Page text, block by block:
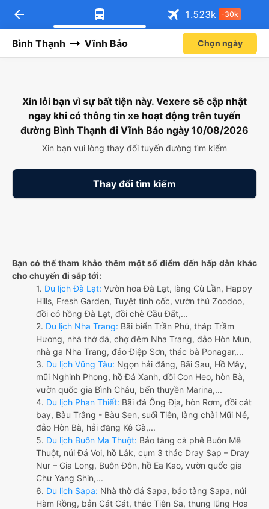
arrow_back 1.523k -30k
Bình Thạnh Vĩnh Bảo Chọn ngày
Xin lỗi bạn vì sự bất tiện này. Vexere sẽ cập nhật
ngay khi có thông tin xe hoạt động trên tuyến
đường Bình Thạnh đi Vĩnh Bảo ngày 10/08/2026
Xin bạn vui lòng thay đổi tuyến đường tìm kiếm
Thay đổi tìm kiếm
Bạn có thể tham khảo thêm một số điểm đến hấp dẫn khác
cho chuyến đi sắp tới:
1. Du lịch Đà Lạt: Vườn hoa Đà Lạt, làng Cù Lần, Happy
Hills, Fresh Garden, Tuyệt tình cốc, vườn thú Zoodoo,
đồi cỏ hồng Đà Lạt, đồi chè Cầu Đất,...
2. Du lịch Nha Trang: Bãi biển Trần Phú, tháp Trầm
Hương, nhà thờ đá, chợ đêm Nha Trang, đảo Hòn Mun,
nhà ga Nha Trang, đảo Điệp Sơn, thác bà Ponagar,...
3. Du lịch Vũng Tàu: Ngọn hải đăng, Bãi Sau, Hồ Mây,
mũi Nghinh Phong, hồ Đá Xanh, đồi Con Heo, hòn Bà,
vườn quốc gia Bình Châu, bến thuyền Marina,...
4. Du lịch Phan Thiết: Bãi đá Ông Địa, hòn Rơm, đồi cát
bay, Bàu Trắng - Bàu Sen, suối Tiên, làng chài Mũi Né,
đảo Hòn Bà, hải đăng Kê Gà,...
5. Du lịch Buôn Ma Thuột: Bảo tàng cà phê Buôn Mê
Thuột, núi Đá Voi, hồ Lắk, cụm 3 thác Dray Sap – Dray
Nur – Gia Long, Buôn Đôn, hồ Ea Kao, vườn quốc gia
Chư Yang Shin,...
6. Du lịch Sapa: Nhà thờ đá Sapa, bảo tàng Sapa, núi
Hàm Rồng, bản Cát Cát, thác Tiên Sa, thung lũng Hoa